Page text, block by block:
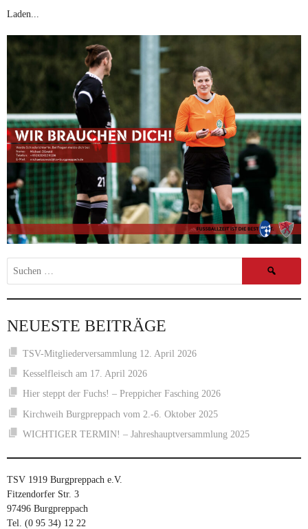
Laden...
NEUESTE BEITRÄGE
TSV-Mitgliederversammlung 12. April 2026
Kesselfleisch am 17. April 2026
Hier steppt der Fuchs! – Preppicher Fasching 2026
Kirchweih Burgpreppach vom 2.-6. Oktober 2025
WICHTIGER TERMIN! – Jahreshauptversammlung 2025
TSV 1919 Burgpreppach e.V.
Fitzendorfer Str. 3
97496 Burgpreppach
Tel. (0 95 34) 12 22